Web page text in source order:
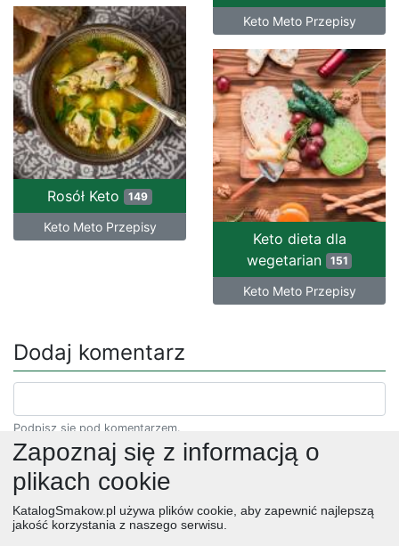
Keto Meto Przepisy
Rosół Keto 149
Keto Meto Przepisy
Keto dieta dla
wegetarian
151
Keto Meto Przepisy
Dodaj komentarz
Podpisz się pod komentarzem.
Zapoznaj się z informacją o
plikach cookie
KatalogSmakow.pl używa plików cookie, aby zapewnić najlepszą
jakość korzystania z naszego serwisu.